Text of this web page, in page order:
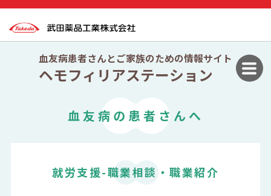
血友病患者さんとご家族のための情報サイト
ヘモフィリアステーション
血友病の患者さんへ
就労支援-職業相談・職業紹介